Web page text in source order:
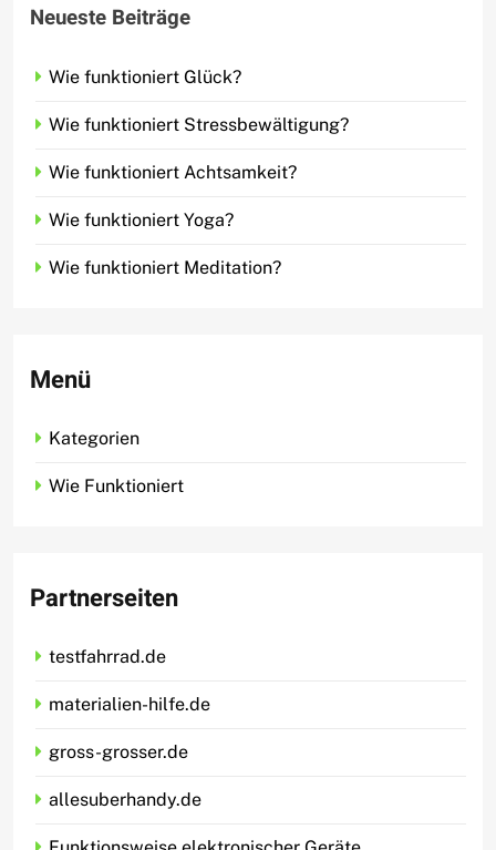
Neueste Beiträge
Wie funktioniert Glück?
Wie funktioniert Stressbewältigung?
Wie funktioniert Achtsamkeit?
Wie funktioniert Yoga?
Wie funktioniert Meditation?
Menü
Kategorien
Wie Funktioniert
Partnerseiten
testfahrrad.de
materialien-hilfe.de
gross-grosser.de
allesuberhandy.de